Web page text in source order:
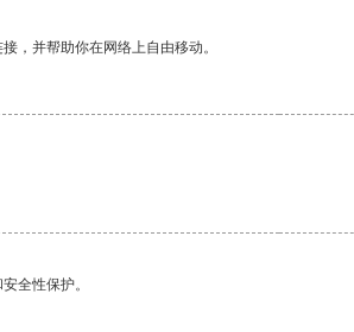
，并帮助你在网络上自由移动。
全性保护。